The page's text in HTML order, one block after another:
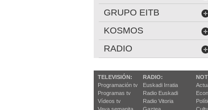
GRUPO EITB
KOSMOS
RADIO
TELEVISIÓN:
Programación tv
Programas tv
Vídeos tv
RADIO:
Euskadi Irratia
Radio Euskadi
Radio Vitoria